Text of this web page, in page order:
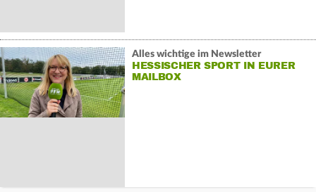
Alles wichtige im Newsletter
HESSISCHER SPORT IN EURER
MAILBOX